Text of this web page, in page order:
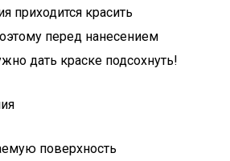
приходится красить
перед нанесением
дать краске подсохнуть!
поверхность